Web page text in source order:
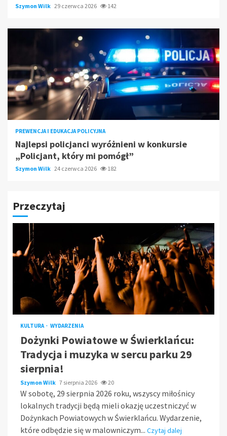
Szymon Wilk 29 czerwca 2026 142
PREWENCJA I EDUKACJA POLICYJNA
Najlepsi policjanci wyróżnieni w konkursie
„Policjant, który mi pomógł”
Szymon Wilk 24 czerwca 2026 182
Przeczytaj
KULTURA WYDARZENIA
Dożynki Powiatowe w Świerklańcu:
Tradycja i muzyka w sercu parku 29
sierpnia!
Szymon Wilk 7 sierpnia 2026 20
W sobotę, 29 sierpnia 2026 roku, wszyscy miłośnicy
lokalnych tradycji będą mieli okazję uczestniczyć w
Dożynkach Powiatowych w Świerklańcu. Wydarzenie,
które odbędzie się w malowniczym... Czytaj dalej